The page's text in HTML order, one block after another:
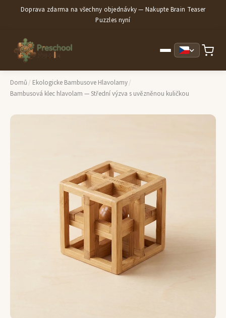
Doprava zdarma na všechny objednávky — Nakupte Brain Teaser
Puzzles nyní
Domů / Ekologicke Bambusove Hlavolamy/
Bambusová klec hlavolam — Střední výzva s uvězněnou kuličkou